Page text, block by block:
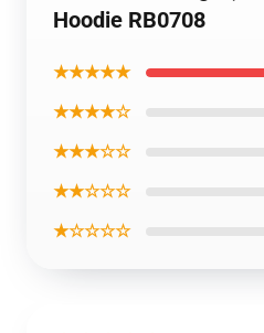
Hoodie RB0708
★★★★★
★★★★☆
★★★☆☆
★★☆☆☆
★☆☆☆☆